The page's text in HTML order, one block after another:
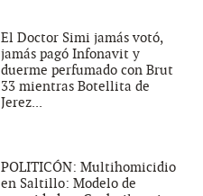
El Doctor Simi jamás votó,
jamás pagó Infonavit y
duerme perfumado con Brut
33 mientras Botellita de
Jerez...
POLITICÓN: Multihomicidio
en Saltillo: Modelo de